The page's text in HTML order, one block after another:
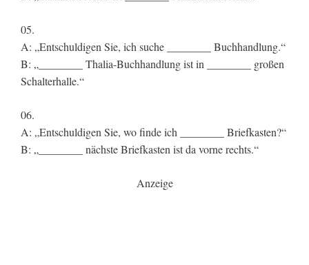
05.
A: „Entschuldigen Sie, ich suche ________ Buchhandlung.“
B: „________ Thalia-Buchhandlung ist in ________ großen
Schalterhalle.“
06.
A: „Entschuldigen Sie, wo finde ich ________ Briefkasten?“
B: „________ nächste Briefkasten ist da vorne rechts.“
Anzeige